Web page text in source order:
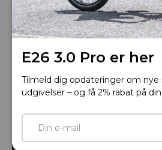
E26 3.0 Pro er her
Tilmeld dig opdateringer om nye
udgivelser – og få 2% rabat på
E-mail
Telefon: +33 805980036
Åbningstider: Mandag til fredag,
E-mail :
service.dk@engwe.com
Roulez intelligemment
ENGWE App